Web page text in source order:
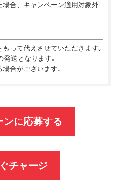
合、キャンペーン適用対象外
って代えさせていただきます｡
発送となります｡
合がございます｡
ンに応募する
チャージ